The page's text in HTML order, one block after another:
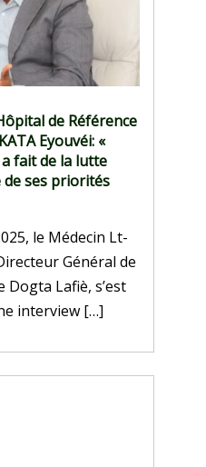
de Référence
Eyouvéi: «
fait de la lutte
de ses priorités
le Médecin Lt-
Général de
Dogta Lafiè, s’est
interview […]